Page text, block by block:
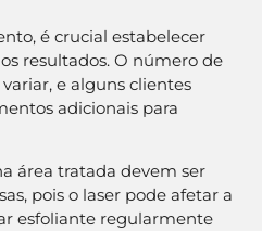
é crucial estabelecer
resultados. O número de
e alguns clientes
adicionais para
área tratada devem ser
pois o laser pode afetar a
esfoliante regularmente